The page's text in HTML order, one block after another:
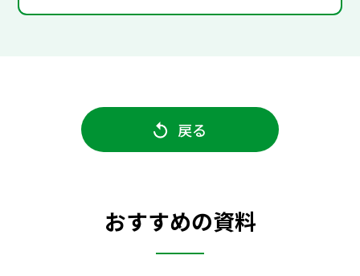
戻る
おすすめの資料